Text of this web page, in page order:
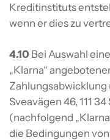
Kreditinstituts
wenn er dies zu
4.10 Bei Auswahl
„Klarna“
Zahlungsabwicklung
Sveavägen 46, 111
(nachfolgend
die Bedingungen